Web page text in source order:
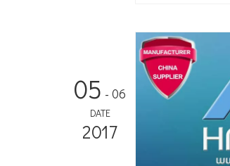
05 - 06
DATE
2017